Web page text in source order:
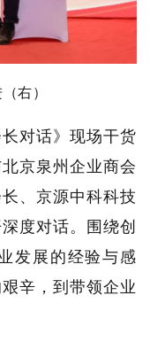
（右）
对话》现场干货
京泉州企业商会
、京源中科科技
度对话。围绕创
发展的经验与感
辛，到带领企业